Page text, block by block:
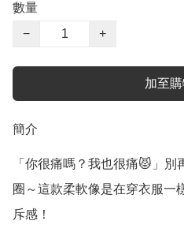
數量
−
+
加至
簡介
「你很痛嗎？我也很痛😾」
圈～這款柔軟像是在穿衣服一
斥感！